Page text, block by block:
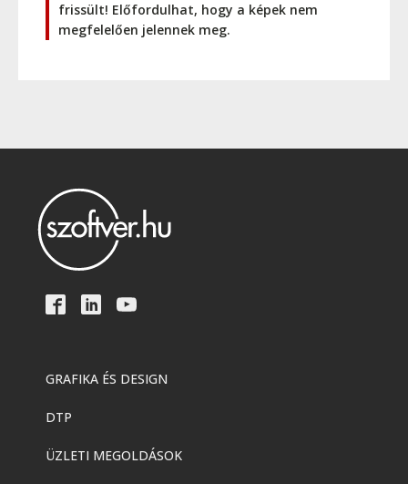
frissült! Előfordulhat, hogy a képek nem
megfelelően jelennek meg.
GRAFIKA ÉS DESIGN
DTP
ÜZLETI MEGOLDÁSOK